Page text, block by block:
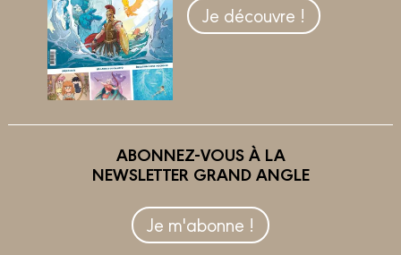
Je découvre !
ABONNEZ-VOUS À LA
NEWSLETTER GRAND ANGLE
Je m'abonne !